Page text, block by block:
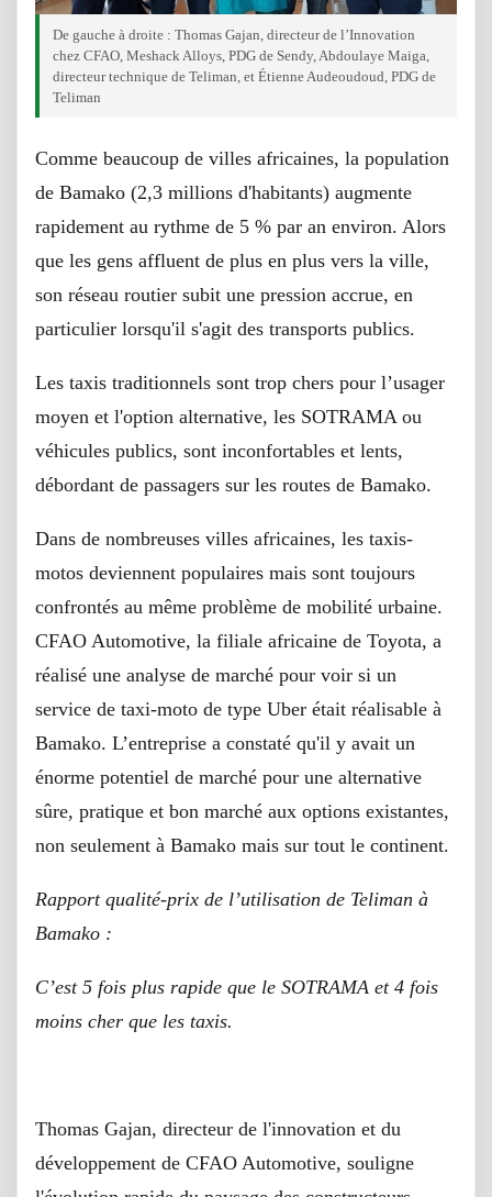
De gauche à droite : Thomas Gajan, directeur de l’Innovation
chez CFAO, Meshack Alloys, PDG de Sendy, Abdoulaye Maiga,
directeur technique de Teliman, et Étienne Audeoudoud, PDG de
Teliman
Comme beaucoup de villes africaines, la population
de Bamako (2,3 millions d'habitants) augmente
rapidement au rythme de 5 % par an environ. Alors
que les gens affluent de plus en plus vers la ville,
son réseau routier subit une pression accrue, en
particulier lorsqu'il s'agit des transports publics.
Les taxis traditionnels sont trop chers pour l’usager
moyen et l'option alternative, les SOTRAMA ou
véhicules publics, sont inconfortables et lents,
débordant de passagers sur les routes de Bamako.
Dans de nombreuses villes africaines, les taxis-
motos deviennent populaires mais sont toujours
confrontés au même problème de mobilité urbaine.
CFAO Automotive, la filiale africaine de Toyota, a
réalisé une analyse de marché pour voir si un
service de taxi-moto de type Uber était réalisable à
Bamako. L’entreprise a constaté qu'il y avait un
énorme potentiel de marché pour une alternative
sûre, pratique et bon marché aux options existantes,
non seulement à Bamako mais sur tout le continent.
Rapport qualité-prix de l’utilisation de Teliman à
Bamako :
C’est 5 fois plus rapide que le SOTRAMA et 4 fois
moins cher que les taxis.
Thomas Gajan, directeur de l'innovation et du
développement de CFAO Automotive, souligne